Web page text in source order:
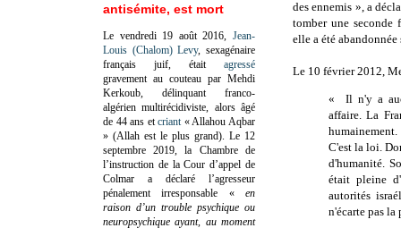
des ennemis », a
tomber une seconde
elle a été
Le 10 février 2012,
« Il n'y a
affaire. La
C'est la loi.
d'humanité.
était pleine
autorités
n'écarte pas
antisémite, est mort
Le vendredi 19 août 2016, Jean-
Louis (Chalom) Levy, sexagénaire
français juif, était agressé
gravement au couteau par Mehdi
Kerkoub, délinquant franco-
algérien multirécidiviste, alors âgé
de 44 ans etcriant « Allahou Aqbar
» (Allah est le plus grand). Le 12
septembre 2019, la Chambre de
l’instruction de la Cour d’appel de
Colmar a déclaré l’agresseur
pénalement irresponsable «en
raison d’un trouble psychique ou
neuropsychique ayant, au moment